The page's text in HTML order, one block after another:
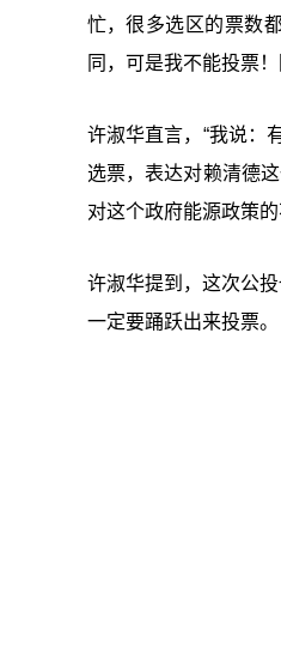
忙，很多选区的票数
同，可是我不能投票
许淑华直言，“我说：
选票，表达对赖清德
对这个政府能源政策的
许淑华提到，这次公
一定要踊跃出来投票。